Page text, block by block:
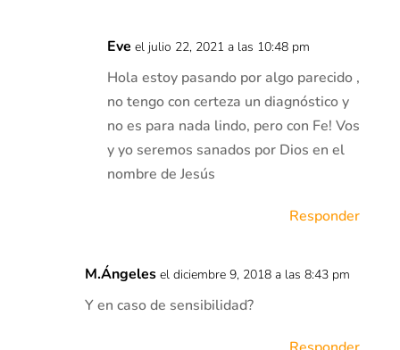
Eve el julio 22, 2021 a las 10:48 pm
Hola estoy pasando por algo parecido ,
no tengo con certeza un diagnóstico y
no es para nada lindo, pero con Fe! Vos
y yo seremos sanados por Dios en el
nombre de Jesús
Responder
M.Ángeles el diciembre 9, 2018 a las 8:43 pm
Y en caso de sensibilidad?